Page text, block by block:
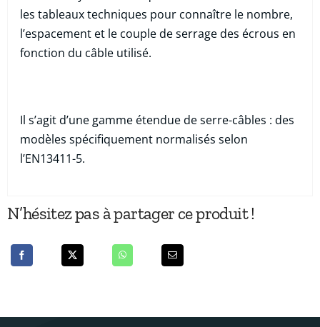
les tableaux techniques pour connaître le nombre,
l’espacement et le couple de serrage des écrous en
fonction du câble utilisé.
Il s’agit d’une gamme étendue de serre-câbles : des
modèles spécifiquement normalisés selon
l’EN13411-5.
N’hésitez pas à partager ce produit !